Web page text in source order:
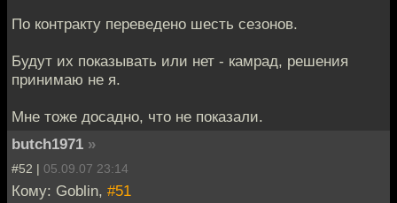
По контракту переведено шесть сезонов.
Будут их показывать или нет - камрад, решения
принимаю не я.
Мне тоже досадно, что не показали.
butch1971 »
#52 | 05.09.07 23:14
Кому: Goblin, #51